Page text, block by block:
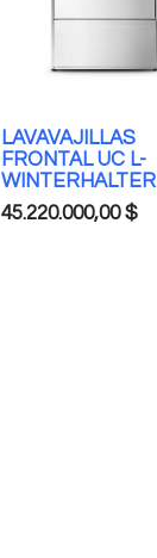
LAVAVAJILLAS
FRONTAL UC L-
WINTERHALTER
45.220.000,00$